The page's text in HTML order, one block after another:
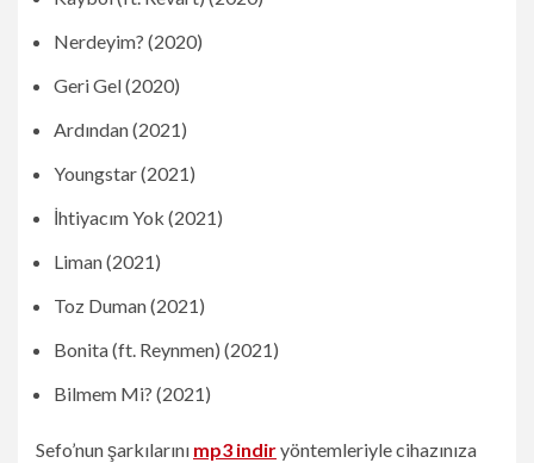
Nerdeyim? (2020)
Geri Gel (2020)
Ardından (2021)
Youngstar (2021)
İhtiyacım Yok (2021)
Liman (2021)
Toz Duman (2021)
Bonita (ft. Reynmen) (2021)
Bilmem Mi? (2021)
Sefo’nun şarkılarını mp3 indiryöntemleriyle cihazınıza